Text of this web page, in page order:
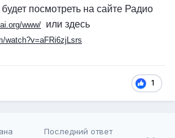
посмотреть на сайте Радио
www/
или здесь
watch?v=aFRi6zjLsrs
1
Последний ответ